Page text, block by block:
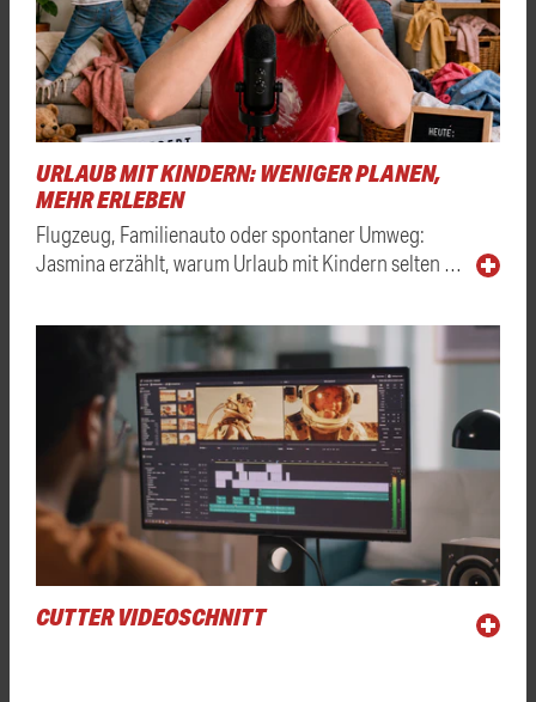
URLAUB MIT KINDERN: WENIGER PLANEN,
MEHR ERLEBEN
Flugzeug, Familienauto oder spontaner Umweg:
Jasmina erzählt, warum Urlaub mit Kindern selten …
CUTTER VIDEOSCHNITT